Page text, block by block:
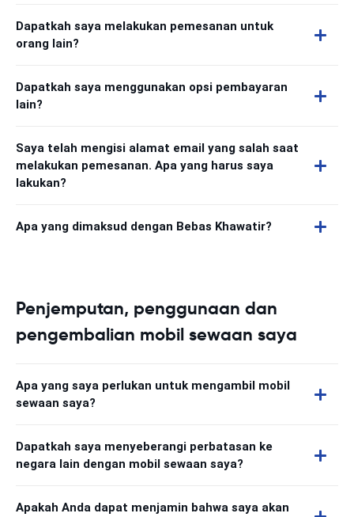
Dapatkah saya melakukan pemesanan untuk
orang lain?
Dapatkah saya menggunakan opsi pembayaran
lain?
Saya telah mengisi alamat email yang salah saat
melakukan pemesanan. Apa yang harus saya
lakukan?
Apa yang dimaksud dengan Bebas Khawatir?
Penjemputan, penggunaan dan
pengembalian mobil sewaan saya
Apa yang saya perlukan untuk mengambil mobil
sewaan saya?
Dapatkah saya menyeberangi perbatasan ke
negara lain dengan mobil sewaan saya?
Apakah Anda dapat menjamin bahwa saya akan